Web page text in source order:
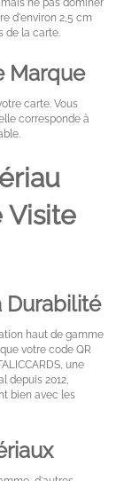
ne pas dominer
d'environ 2,5 cm
de la carte.
Marque
carte. Vous
corresponde à
Visite
Durabilité
haut de gamme
votre code QR
une
depuis 2012,
bien avec les